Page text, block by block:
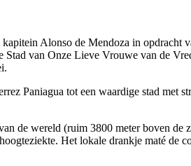
Alonso de Mendoza in
van Onze Lieve Vrouwe van de
Paniagua tot een waardige stad met
de wereld (ruim 3800 meter boven
Het lokale drankje maté de